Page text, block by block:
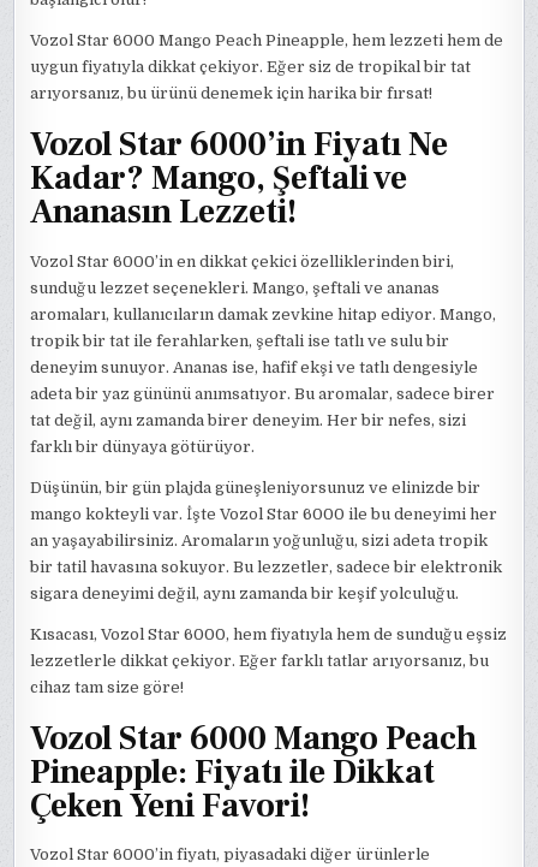
Vozol Star 6000 Mango Peach Pineapple, hem lezzeti hem de
uygun fiyatıyla dikkat çekiyor. Eğer siz de tropikal bir tat
arıyorsanız, bu ürünü denemek için harika bir fırsat!
Vozol Star 6000’in Fiyatı Ne
Kadar? Mango, Şeftali ve
Ananasın Lezzeti!
Vozol Star 6000’in en dikkat çekici özelliklerinden biri,
sunduğu lezzet seçenekleri. Mango, şeftali ve ananas
aromaları, kullanıcıların damak zevkine hitap ediyor. Mango,
tropik bir tat ile ferahlarken, şeftali ise tatlı ve sulu bir
deneyim sunuyor. Ananas ise, hafif ekşi ve tatlı dengesiyle
adeta bir yaz gününü anımsatıyor. Bu aromalar, sadece birer
tat değil, aynı zamanda birer deneyim. Her bir nefes, sizi
farklı bir dünyaya götürüyor.
Düşünün, bir gün plajda güneşleniyorsunuz ve elinizde bir
mango kokteyli var. İşte Vozol Star 6000 ile bu deneyimi her
an yaşayabilirsiniz. Aromaların yoğunluğu, sizi adeta tropik
bir tatil havasına sokuyor. Bu lezzetler, sadece bir elektronik
sigara deneyimi değil, aynı zamanda bir keşif yolculuğu.
Kısacası, Vozol Star 6000, hem fiyatıyla hem de sunduğu eşsiz
lezzetlerle dikkat çekiyor. Eğer farklı tatlar arıyorsanız, bu
cihaz tam size göre!
Vozol Star 6000 Mango Peach
Pineapple: Fiyatı ile Dikkat
Çeken Yeni Favori!
Vozol Star 6000’in fiyatı, piyasadaki diğer ürünlerle